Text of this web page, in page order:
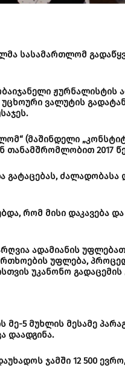
სასამართლომ
ვალუტის
(მაშინდელი
2017
ძალადობასა
რომ მისი
ადამიანის
უფლება,
უკანონო გადაცემის
მე-5 მუხლის მესამე
დაადგინა.
ჯამში 12 500